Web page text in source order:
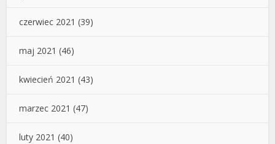
czerwiec 2021 (39)
maj 2021 (46)
kwiecień 2021 (43)
marzec 2021 (47)
luty 2021 (40)